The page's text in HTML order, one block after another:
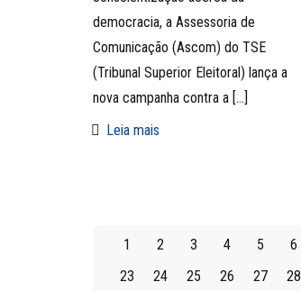
democracia, a Assessoria de
Comunicação (Ascom) do TSE
(Tribunal Superior Eleitoral) lança a
nova campanha contra a […]
Leia mais
1 2 3 4 5 6
23
24 25 26 27 28